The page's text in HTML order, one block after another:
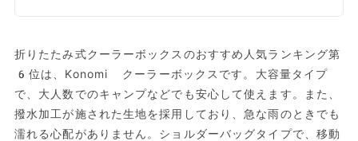
折りたたみ式クーラーボックスのおすすめ人気ランキング第
6位は、Konomi クーラーボックスです。大容量タイプ
で、大人数でのキャンプなどでも安心して使えます。また、
撥水加工が施された生地を採用しており、急な雨のときでも
濡れる心配がありません。ショルダーバッグタイプで、移動